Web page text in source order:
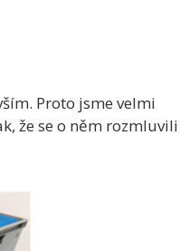
Proto jsme velmi
že se o něm